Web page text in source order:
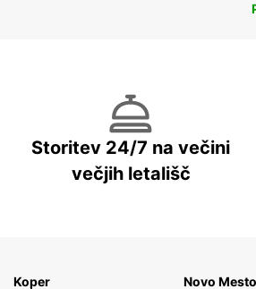
Storitev 24/7 na večini
večjih letališč
Koper
Novo Mesto